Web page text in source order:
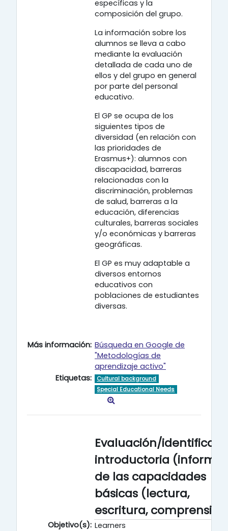
específicas y la
composición del grupo.
La información sobre los
alumnos se lleva a cabo
mediante la evaluación
detallada de cada uno de
ellos y del grupo en general
por parte del personal
educativo.
El GP se ocupa de los
siguientes tipos de
diversidad (en relación con
las prioridades de
Erasmus+): alumnos con
discapacidad, barreras
relacionadas con la
discriminación, problemas
de salud, barreras a la
educación, diferencias
culturales, barreras sociales
y/o económicas y barreras
geográficas.
El GP es muy adaptable a
diversos entornos
educativos con
poblaciones de estudiantes
diversas.
Más información: Búsqueda en Google de
"Metodologías de
aprendizaje activo"
Etiquetas:
Cultural background
Special Educational Needs
Evaluación/
introductoria
de las capacidades
básicas (lectura,
escritura,
Objetivo(s): Learners